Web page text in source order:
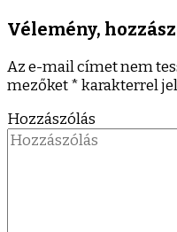
Vélemény,
Az e-mail címet nem
mezőket*karakterrel
Hozzászólás